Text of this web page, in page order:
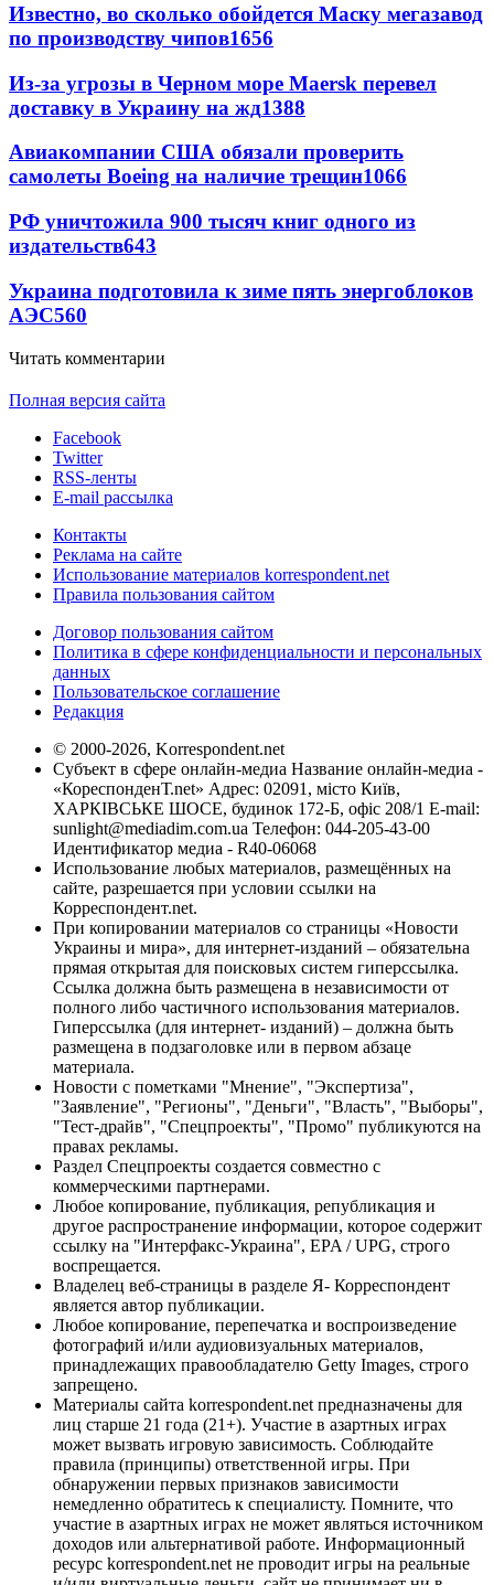
Известно, во сколько обойдется Маску мегазавод
по производству чипов1656
Из-за угрозы в Черном море Maersk перевел
доставку в Украину на жд1388
Авиакомпании США обязали проверить
самолеты Boeing на наличие трещин1066
РФ уничтожила 900 тысяч книг одного из
издательств643
Украина подготовила к зиме пять энергоблоков
АЭС560
Читать комментарии
Полная версия сайта
Facebook
Twitter
RSS-ленты
E-mail рассылка
Контакты
Реклама на сайте
Использование материалов korrespondent.net
Правила пользования сайтом
Договор пользования сайтом
Политика в сфере конфиденциальности и персональных
данных
Пользовательское соглашение
Редакция
© 2000-2026, Korrespondent.net
Субъект в сфере онлайн-медиа Название онлайн-медиа -
«КореспонденТ.net» Адрес: 02091, місто Київ,
ХАРКІВСЬКЕ ШОСЕ, будинок 172-Б, офіс 208/1 E-mail:
sunlight@mediadim.com.ua Телефон: 044-205-43-00
Идентификатор медиа - R40-06068
Использование любых материалов, размещённых на
сайте, разрешается при условии ссылки на
Корреспондент.net.
При копировании материалов со страницы «Новости
Украины и мира», для интернет-изданий – обязательна
прямая открытая для поисковых систем гиперссылка.
Ссылка должна быть размещена в независимости от
полного либо частичного использования материалов.
Гиперссылка (для интернет- изданий) – должна быть
размещена в подзаголовке или в первом абзаце
материала.
Новости с пометками "Мнение", "Экспертиза",
"Заявление", "Регионы", "Деньги", "Власть", "Выборы",
"Тест-драйв", "Спецпроекты", "Промо" публикуются на
правах рекламы.
Раздел Спецпроекты создается совместно с
коммерческими партнерами.
Любое копирование, публикация, републикация и
другое распространение информации, которое содержит
ссылку на "Интерфакс-Украина", EPA / UPG, строго
воспрещается.
Владелец веб-страницы в разделе Я- Корреспондент
является автор публикации.
Любое копирование, перепечатка и воспроизведение
фотографий и/или аудиовизуальных материалов,
принадлежащих правообладателю Getty Images, строго
запрещено.
Материалы сайта korrespondent.net предназначены для
лиц старше 21 года (21+). Участие в азартных играх
может вызвать игровую зависимость. Соблюдайте
правила (принципы) ответственной игры. При
обнаружении первых признаков зависимости
немедленно обратитесь к специалисту. Помните, что
участие в азартных играх не может являться источником
доходов или альтернативой работе. Информационный
ресурс korrespondent.net не проводит игры на реальные